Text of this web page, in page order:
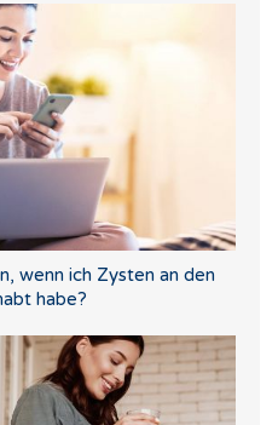
wenn ich Zysten an den
habe?